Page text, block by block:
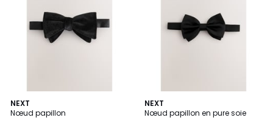
NEXT
Nœud papillon
NEXT
Nœud papillon en pure soie